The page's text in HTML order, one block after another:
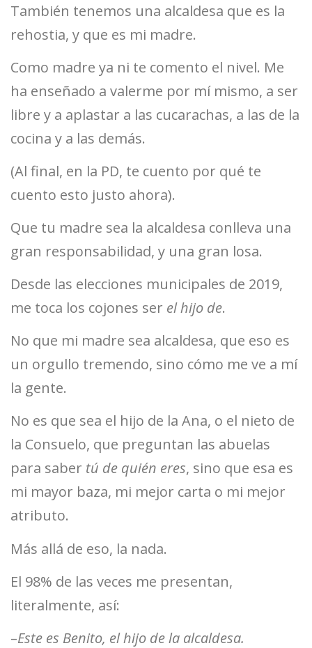
También tenemos una alcaldesa que es la
rehostia, y que es mi madre.
Como madre ya ni te comento el nivel. Me
ha enseñado a valerme por mí mismo, a ser
libre y a aplastar a las cucarachas, a las de la
cocina y a las demás.
(Al final, en la PD, te cuento por qué te
cuento esto justo ahora).
Que tu madre sea la alcaldesa conlleva una
gran responsabilidad, y una gran losa.
Desde las elecciones municipales de 2019,
me toca los cojones ser elhijo de.
No que mi madre sea alcaldesa, que eso es
un orgullo tremendo, sino cómo me ve a mí
la gente.
No es que sea el hijo de la Ana, o el nieto de
la Consuelo, que preguntan las abuelas
para saber tú de quién eres, sino que esa es
mi mayor baza, mi mejor carta o mi mejor
atributo.
Más allá de eso, la nada.
El 98% de las veces me presentan,
literalmente, así:
–Este es Benito, el hijo de la alcaldesa.